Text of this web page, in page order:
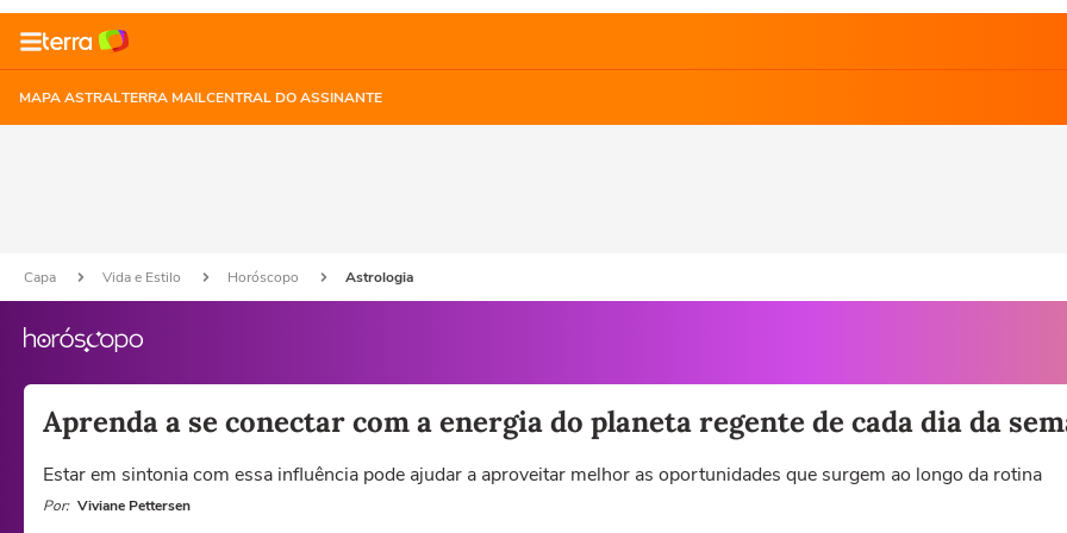
MAPA ASTRALTERRA MAILCENTRAL DO ASSINANTE
Capa Vida e Estilo Horóscopo Astrologia
Aprenda a se conectar com a energia do planeta regente de cada dia da
Estar em sintonia com essa influência pode ajudar a aproveitar melhor as oportunidades que surgem ao longo da rotina
Por: Viviane Pettersen